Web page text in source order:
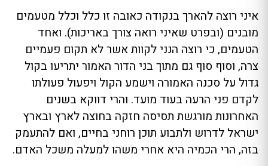
איני רוצה להארך בנקודה כאובה זו כלל וכלל מטעמים
מובנים (ובפרט שאיני רואה צורך באריכות). ואחד
הטעמים, כי רוצה הנני לקוות אשר לא תקום פעמיים
צרה, וסוף סוף גם מתוך בני הדור האמור יתריעו בקול
גדול על סכנה האמורה וישמע הקול ויפעול פעולתו
לקדם פני הרעה בעוד מועד. והרי דווקא בשנים
האחרונות מורגשת תסיסה חזקה בחוצה לארץ ובארץ
ישראל לדרוש ולתבוע תוכן רוחני בחיים, ואם להתעמק
בזה, הרי הכמיה היא אחרי משהו למעלה משכל האדם.